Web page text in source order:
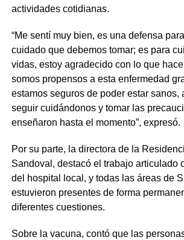
actividades cotidianas.
“Me sentí muy bien, es una defensa
cuidado que debemos tomar; es para
vidas, estoy agradecido con lo que
somos propensos a esta enfermedad
estamos seguros de poder estar sanos,
seguir cuidándonos y tomar las
enseñaron hasta el momento”, expresó.
Por su parte, la directora de la
Sandoval, destacó el trabajo articulado
del hospital local, y todas las áreas de
estuvieron presentes de forma
diferentes cuestiones.
Sobre la vacuna, contó que las